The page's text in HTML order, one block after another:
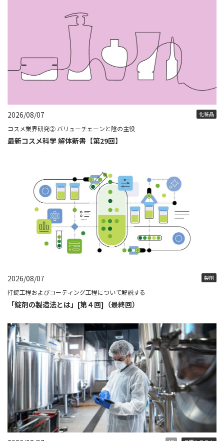
2026/08/07 化粧品
コスメ業界研究② バリューチェーンと陰の主役
最新コスメ科学 解体新書【第29回】
2026/08/07 製剤
打錠工程およびコーティング工程について解説する
「錠剤の製造法とは」[第４回]（最終回）